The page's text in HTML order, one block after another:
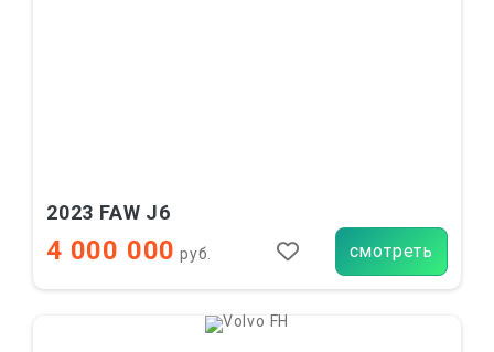
2023 FAW J6
4 000 000 руб. смотреть